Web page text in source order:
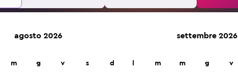
agosto 2026
m g v s d
settembre 2026
m m g v